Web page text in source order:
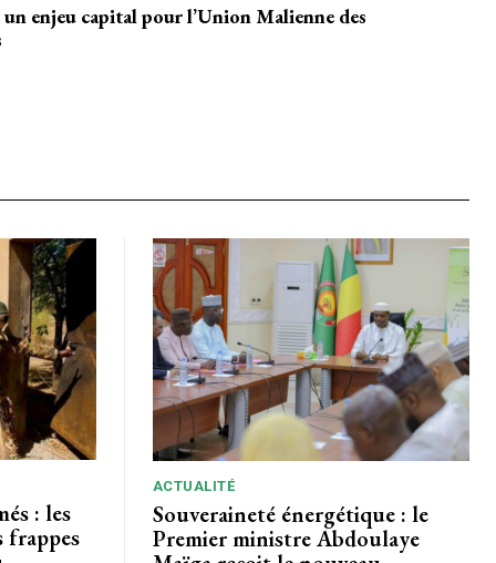
LE FORFAIT
un enjeu capital pour l’Union Malienne des
: les
frappes
ACTUALITÉ
Souveraineté énergétique : le
Premier ministre Abdoulaye